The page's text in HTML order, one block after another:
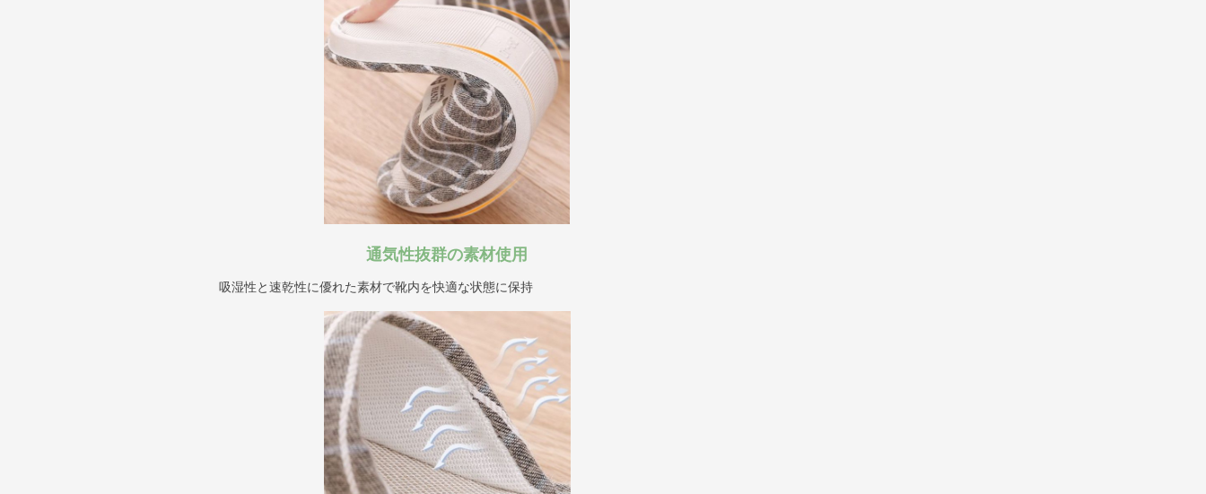
通気性抜群の素材使用
吸湿性と速乾性に優れた素材で靴内を快適な状態に保持